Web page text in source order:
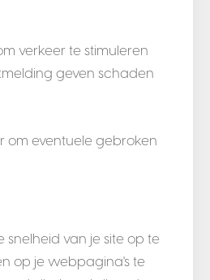
verkeer te stimuleren
geven schaden
om eventuele gebroken
van je site op te
op je webpagina's te